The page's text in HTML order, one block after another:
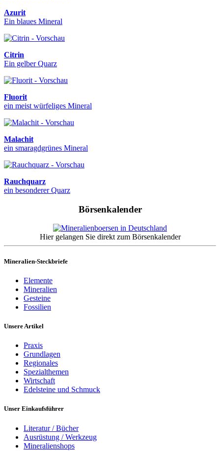
Azurit
Ein blaues Mineral
Citrin
Ein gelber Quarz
Fluorit
ein meist würfeliges Mineral
Malachit
ein smaragdgrünes Mineral
Rauchquarz
ein besonderer Quarz
Börsenkalender
Hier gelangen Sie direkt zum Börsenkalender
Mineralien-Steckbriefe
Elemente
Mineralien
Gesteine
Fossilien
Unsere Artikel
Praxis
Grundlagen
Regionales
Spezialthemen
Wirtschaft
Edelsteine und Schmuck
Unser Einkaufsführer
Literatur / Bücher
Ausrüstung / Werkzeug
Mineralienshops